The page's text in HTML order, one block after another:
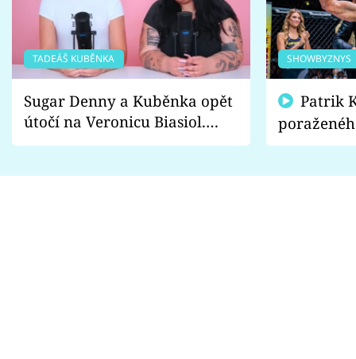
TADEÁŠ KUBĚNKA
Sugar Denny a Kuběnka opět
útočí na Veronicu Biasiol.
Proč je podle nich falešná a
SHOWBYZNYS
fanoušci